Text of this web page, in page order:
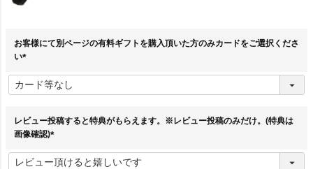
お客様にて別ページの有料ギフトを購入頂いた方のみカードをご選択くださ
い
必
須
レビュー投稿すると特典がもらえます。※レビュー投稿のみだけ。(特典は
画像確認)
必